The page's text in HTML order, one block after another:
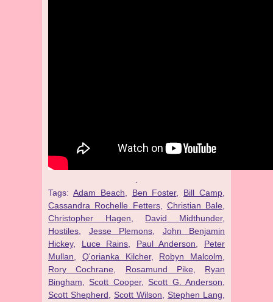
Tags: Adam Beach Ben Foster, Bill Camp
Cassandra Rochelle Fetters, Christian Bale
Christopher Hagen
David Midthunder,
Hostiles
Jesse Plemons
John Benjamin
Hickey, Luce Rains Paul Anderson
Peter
Mullan
Q'orianka Kilcher, Robyn Malcolm
Rory Cochrane
Rosamund Pike, Ryan
Bingham
Scott Cooper, Scott G. Anderson
Scott Shepherd
Scott Wilson Stephen Lang